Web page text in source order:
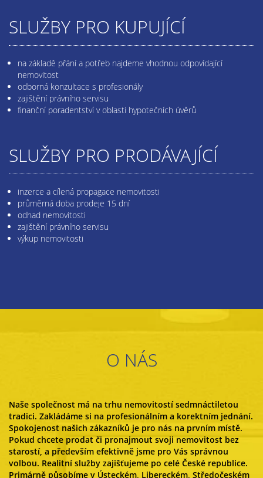
SLUŽBY PRO KUPUJÍCÍ
na základě přání a potřeb najdeme vhodnou odpovídající
nemovitost
odborná konzultace s profesionály
zajištění právního servisu
finanční poradentství v oblasti hypotečních úvěrů
SLUŽBY PRO PRODÁVAJÍCÍ
inzerce a cílená propagace nemovitosti
průměrná doba prodeje 15 dní
odhad nemovitosti
zajištění právního servisu
výkup nemovitosti
O NÁS
Naše společnost má na trhu nemovitostí sedmnáctiletou
tradici. Zakládáme si na profesionálním a korektním jednání.
Spokojenost našich zákazníků je pro nás na prvním místě.
Pokud chcete prodat či pronajmout svoji nemovitost bez
starostí, a především efektivně jsme pro Vás správnou
volbou. Realitní služby zajišťujeme po celé České republice.
Primárně působíme v Ústeckém, Libereckém, Středočeském